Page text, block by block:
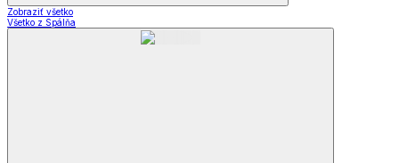
Zobraziť všetko
Všetko z Spálňa